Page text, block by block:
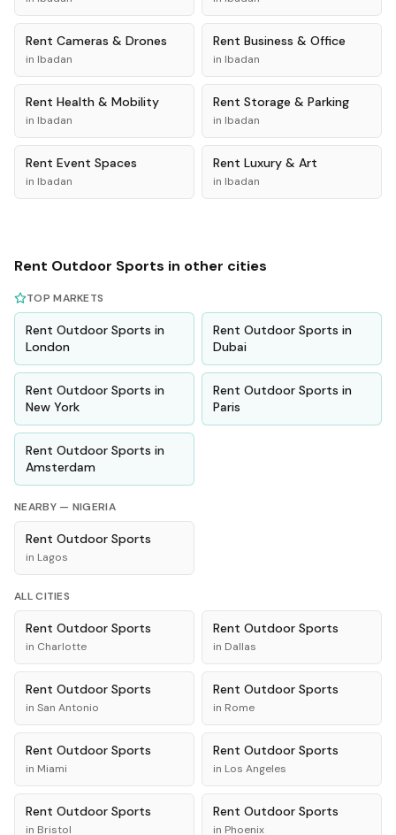
Rent Cameras & Drones
in Ibadan
Rent Business & Office
in Ibadan
Rent Health & Mobility
in Ibadan
Rent Storage & Parking
in Ibadan
Rent Event Spaces
in Ibadan
Rent Luxury & Art
in Ibadan
Rent Outdoor Sports in other cities
TOP MARKETS
Rent Outdoor Sports in
London
Rent Outdoor Sports in
Dubai
Rent Outdoor Sports in
New York
Rent Outdoor Sports in
Paris
Rent Outdoor Sports in
Amsterdam
NEARBY — NIGERIA
Rent Outdoor Sports
in Lagos
ALL CITIES
Rent Outdoor Sports
in Charlotte
Rent Outdoor Sports
in Dallas
Rent Outdoor Sports
in San Antonio
Rent Outdoor Sports
in Rome
Rent Outdoor Sports
in Miami
Rent Outdoor Sports
in Los Angeles
Rent Outdoor Sports
in Bristol
Rent Outdoor Sports
in Phoenix